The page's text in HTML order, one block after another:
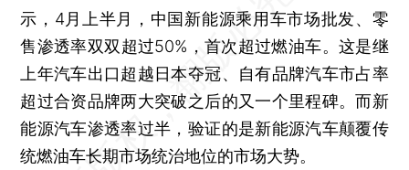
示，4月上半月，中国新能源乘用车市场批发、零
售渗透率双双超过50%，首次超过燃油车。这是继
上年汽车出口超越日本夺冠、自有品牌汽车市占率
超过合资品牌两大突破之后的又一个里程碑。而新
能源汽车渗透率过半，验证的是新能源汽车颠覆传
统燃油车长期市场统治地位的市场大势。